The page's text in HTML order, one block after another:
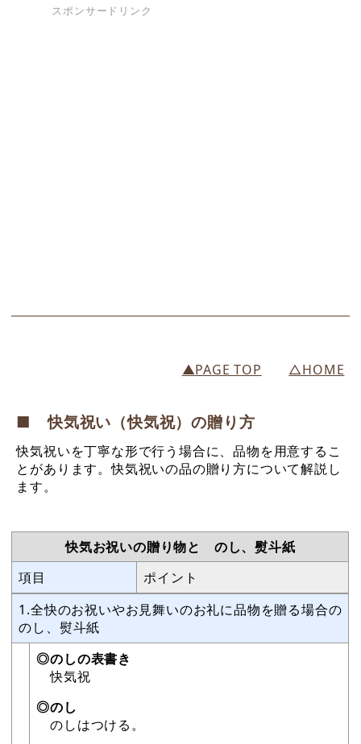
スポンサードリンク
▲PAGE TOP △HOME
■ 快気祝い（快気祝）の贈り方
快気祝いを丁寧な形で行う場合に、品物を用意するこ
とがあります。快気祝いの品の贈り方について解説し
ます。
快気お祝いの贈り物と のし、熨斗紙
項目
ポイント
1.全快のお祝いやお見舞いのお礼に品物を贈る場合の
のし、熨斗紙
◎のしの表書き
快気祝
◎のし
のしはつける。